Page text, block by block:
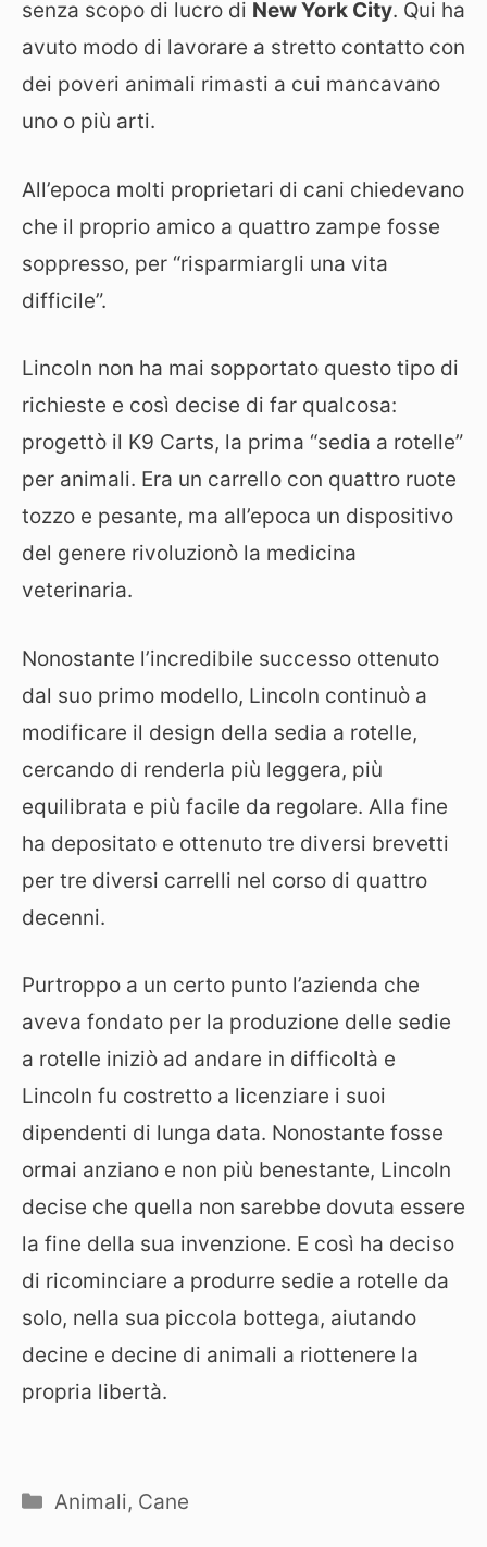
senza scopo di lucro di New York City. Qui ha
avuto modo di lavorare a stretto contatto con
dei poveri animali rimasti a cui mancavano
uno o più arti.
All’epoca molti proprietari di cani chiedevano
che il proprio amico a quattro zampe fosse
soppresso, per “risparmiargli una vita
difficile”.
Lincoln non ha mai sopportato questo tipo di
richieste e così decise di far qualcosa:
progettò il K9 Carts, la prima “sedia a rotelle”
per animali. Era un carrello con quattro ruote
tozzo e pesante, ma all’epoca un dispositivo
del genere rivoluzionò la medicina
veterinaria.
Nonostante l’incredibile successo ottenuto
dal suo primo modello, Lincoln continuò a
modificare il design della sedia a rotelle,
cercando di renderla più leggera, più
equilibrata e più facile da regolare. Alla fine
ha depositato e ottenuto tre diversi brevetti
per tre diversi carrelli nel corso di quattro
decenni.
Purtroppo a un certo punto l’azienda che
aveva fondato per la produzione delle sedie
a rotelle iniziò ad andare in difficoltà e
Lincoln fu costretto a licenziare i suoi
dipendenti di lunga data. Nonostante fosse
ormai anziano e non più benestante, Lincoln
decise che quella non sarebbe dovuta essere
la fine della sua invenzione. E così ha deciso
di ricominciare a produrre sedie a rotelle da
solo, nella sua piccola bottega, aiutando
decine e decine di animali a riottenere la
propria libertà.
Categorie
Animali, Cane